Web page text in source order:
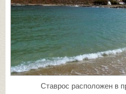
Ставрос расположен в